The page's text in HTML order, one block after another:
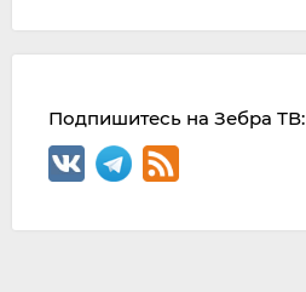
Подпишитесь на Зебра ТВ: